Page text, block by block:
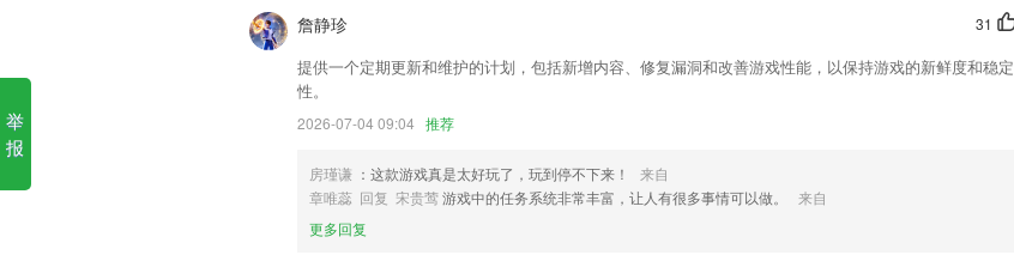
3.既丰富了孩子的娱乐时间又可以学习更多的成语知识
4.涵盖全球热门留学地的签证办理流程，简单高效开启留学之旅
5.辅助孩子学习，给与解题思路指引，让孩子能够自主的完成每一道题，做题印象更深刻。
6.学习汉字不仅要认字，还要会写字，写字是对儿童早教汉字练习较高要求，类似写字卡片、识字卡片，创新汉
7388大富翁最新版下10更新了什么?
【数据易道】SSL模式商家支持数据查看功能；
31
詹静珍
提供一个定期更新和维护的计划，包括新增内容、修复漏洞和改善游戏性能，以保持游戏的新鲜度和稳定
性。
2026-07-04 09:04 推荐
房瑾谦 ：这款游戏真是太好玩了，玩到停不下来！
来自
章唯蕊 回复 宋贵莺游戏中的任务系统非常丰富，让人有很多事情可以做。
来自
更多回复
举
报